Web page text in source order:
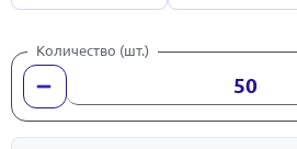
Количество (шт.)